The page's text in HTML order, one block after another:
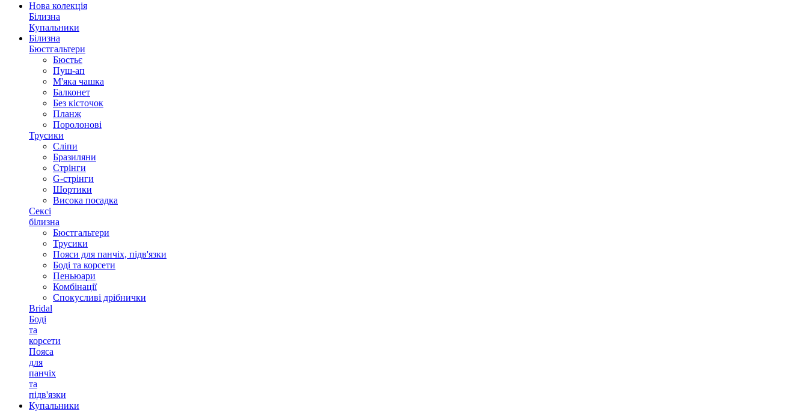
Нова колекція
Білизна
Купальники
Білизна
Бюстгальтери
Бюстьє
Пуш-ап
М'яка чашка
Балконет
Без кісточок
Планж
Поролонові
Трусики
Сліпи
Бразиляни
Стрінги
G-стрінги
Шортики
Висока посадка
Сексі
білизна
Бюстгальтери
Трусики
Пояси для панчіх, підв'язки
Боді та корсети
Пеньюари
Комбінації
Спокусливі дрібнички
Bridal
Боді
та
корсети
Пояса
для
панчіх
та
підв'язки
Купальники